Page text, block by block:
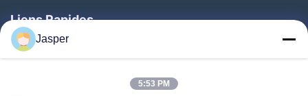
Liens Rapides
Maison
Jasper
5:53 PM